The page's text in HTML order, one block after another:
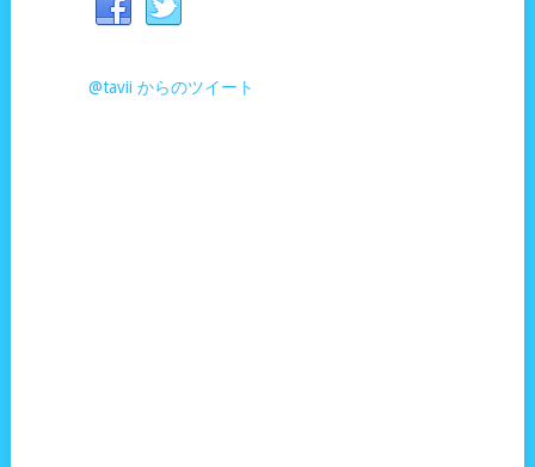
@tavii からのツイート